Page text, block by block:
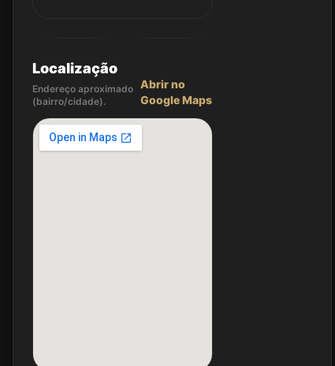
Localização
Endereço aproximado
(bairro/cidade).
Abrir no
Google Maps